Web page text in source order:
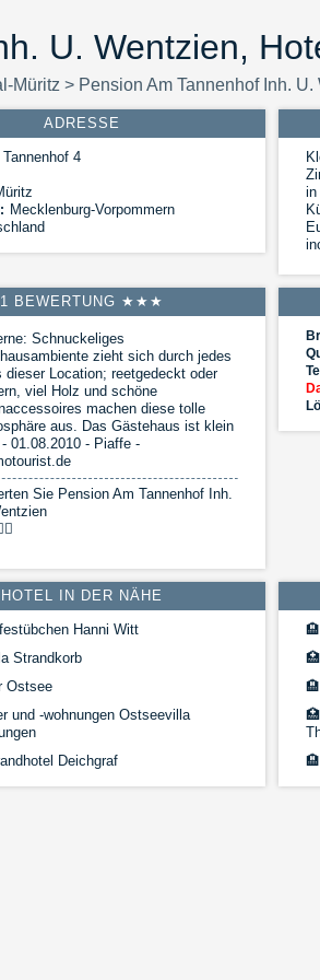
U. Wentzien,
Müritz > Pension Am Tannenhof Inh. U.
ADRESSE
4
Mecklenburg-Vorpommern
in
1 BEWERTUNG ★★★
Schnuckeliges
zieht sich durch jedes
dieser Location; reetgedeckt oder
viel Holz und schöne
machen diese tolle
aus. Das Gästehaus ist klein
01.08.2010 - Piaffe -
Sie Pension Am Tannenhof Inh.
HOTEL IN DER NÄHE
Hanni Witt
Strandkorb
Ostsee
und -wohnungen Ostseevilla
Deichgraf
🏨
🏥
🏨
🏥
🏨